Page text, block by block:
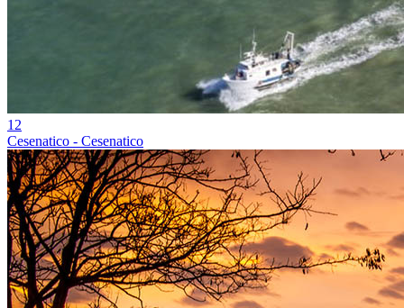
12
Cesenatico - Cesenatico